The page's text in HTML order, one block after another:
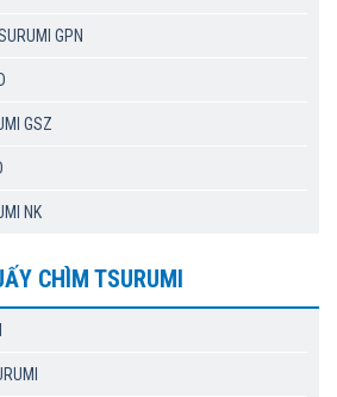
GPN
GSZ
NK
CHÌM TSURUMI